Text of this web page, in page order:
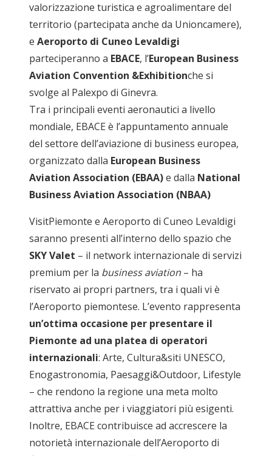
valorizzazione turistica e agroalimentare del
territorio (partecipata anche da Unioncamere),
e Aeroporto di Cuneo Levaldigi
parteciperanno a EBACE, l’European Business
Aviation Convention &Exhibitionche si
svolge al Palexpo di Ginevra.
Tra i principali eventi aeronautici a livello
mondiale, EBACE è l’appuntamento annuale
del settore dell’aviazione di business europea,
organizzato dalla European Business
Aviation Association (EBAA)e dalla National
Business Aviation Association (NBAA)
VisitPiemonte e Aeroporto di Cuneo Levaldigi
saranno presenti all’interno dello spazio che
SKY Valet – il network internazionale di servizi
premium per la business aviation – ha
riservato ai propri partners, tra i quali vi è
l’Aeroporto piemontese. L’evento rappresenta
un’ottima occasione per presentare il
Piemonte ad una platea di operatori
internazionali: Arte, Cultura&siti UNESCO,
Enogastronomia, Paesaggi&Outdoor, Lifestyle
– che rendono la regione una meta molto
attrattiva anche per i viaggiatori più esigenti.
Inoltre, EBACE contribuisce ad accrescere la
notorietà internazionale dell’Aeroporto di